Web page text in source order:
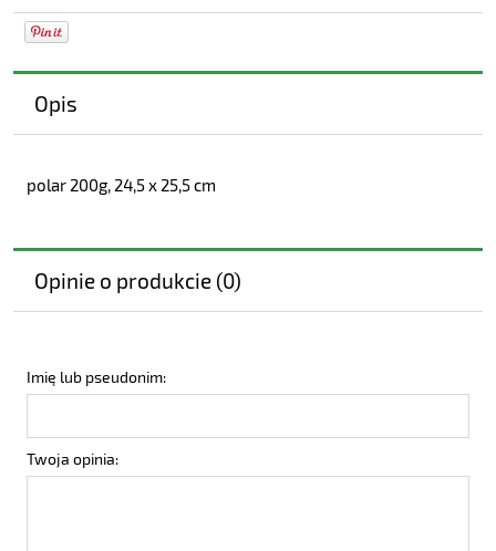
Opis
polar 200g, 24,5 x 25,5 cm
Opinie o produkcie (0)
Imię lub pseudonim:
Twoja opinia: